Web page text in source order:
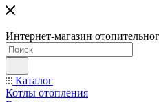
Интернет-магазин
Каталог
Котлы отопления